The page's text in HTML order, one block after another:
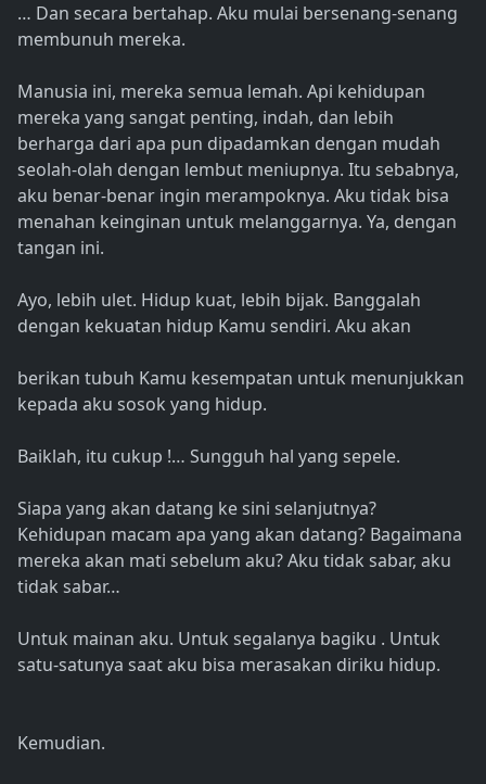
… Dan secara bertahap. Aku mulai bersenang-senang
membunuh mereka.
Manusia ini, mereka semua lemah. Api kehidupan
mereka yang sangat penting, indah, dan lebih
berharga dari apa pun dipadamkan dengan mudah
seolah-olah dengan lembut meniupnya. Itu sebabnya,
aku benar-benar ingin merampoknya. Aku tidak bisa
menahan keinginan untuk melanggarnya. Ya, dengan
tangan ini.
Ayo, lebih ulet. Hidup kuat, lebih bijak. Banggalah
dengan kekuatan hidup Kamu sendiri. Aku akan
berikan tubuh Kamu kesempatan untuk menunjukkan
kepada aku sosok yang hidup.
Baiklah, itu cukup !… Sungguh hal yang sepele.
Siapa yang akan datang ke sini selanjutnya?
Kehidupan macam apa yang akan datang? Bagaimana
mereka akan mati sebelum aku? Aku tidak sabar, aku
tidak sabar…
Untuk mainan aku. Untuk segalanya bagiku . Untuk
satu-satunya saat aku bisa merasakan diriku hidup.
Kemudian.